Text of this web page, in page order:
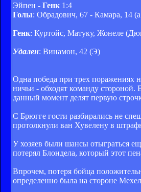
Эйпен - Генк 1:4
Голы: Обрадович, 67 - Камара, 14
Генк: Куртойс, Матуку, Жонеле
Удален: Винамон, 42 (Э)
Одна победа при трех поражениях
ничьи - обходят команду
данный момент делят первую
С Брюгге гости разбирались не
протолкнули ван Хувелену в
У хозяев были шансы отыграться
потерял Блондела, который этот
Впрочем, потеря бойца
определенно была на стороне